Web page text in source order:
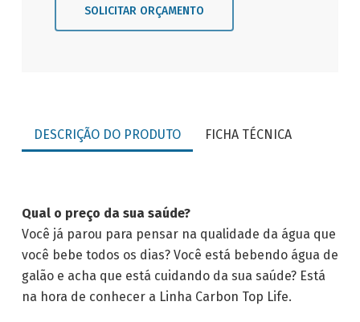
SOLICITAR ORÇAMENTO
DESCRIÇÃO DO PRODUTO FICHA TÉCNICA
Qual o preço da sua saúde?
Você já parou para pensar na qualidade da água que
você bebe todos os dias? Você está bebendo água de
galão e acha que está cuidando da sua saúde? Está
na hora de conhecer a Linha Carbon Top Life.